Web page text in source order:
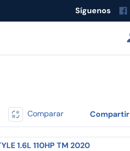
Síguenos
Comparar Compartir
1.6L 110HP TM 2020